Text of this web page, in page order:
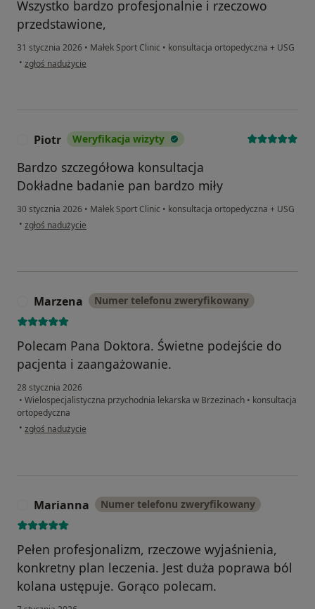
Wszystko bardzo profesjonalnie i rzeczowo
przedstawione,
31 stycznia 2026 • Małek Sport Clinic • konsultacja ortopedyczna + USG
• w opinii użytkownika Tomek
zgłoś nadużycie
Piotr Weryfikacja wizyty
Bardzo szczegółowa konsultacja
Dokładne badanie pan bardzo miły
30 stycznia 2026 • Małek Sport Clinic • konsultacja ortopedyczna + USG
• w opinii użytkownika Piotr
zgłoś nadużycie
Marzena Numer telefonu zweryfikowany
Polecam Pana Doktora. Świetne podejście do
pacjenta i zaangażowanie.
28 stycznia 2026
• Wielospecjalistyczna przychodnia lekarska w Brzezinach • konsultacja
ortopedyczna
• w opinii użytkownika Marzena
zgłoś nadużycie
Marianna Numer telefonu zweryfikowany
Pełen profesjonalizm, rzeczowe wyjaśnienia,
konkretny plan leczenia. Jest duża poprawa ból
kolana ustępuje. Gorąco polecam.